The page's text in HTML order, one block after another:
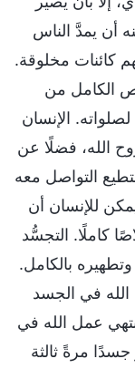
أن يمدَّ الناس
كائنات مخلوقة.
الكامل من
الإنسان
الله، فضلًا عن
التواصل معه
للإنسان أن
كاملًا. التجسُّد
بالكامل.
في الجسد
عمل الله في
جسدًا مرةً ثالثة